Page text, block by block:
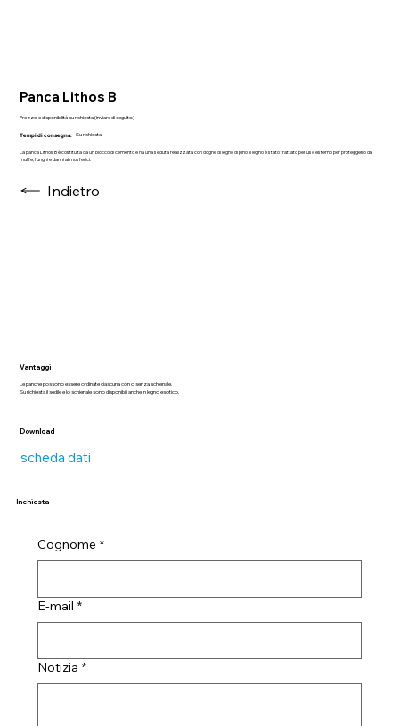
Panca Lithos B
La panca Lithos B è costituita da un blocco di cemento e ha una seduta realizzata con doghe di legno di pino. Il legno è stato trattato per uso esterno per proteggerlo da
muffe, funghi e danni atmosferici.
Indietro
Prezzo e disponibilità su richiesta (inviare di seguito)
Tempi di consegna: Su richiesta
Vantaggi
Le panche possono essere ordinate ciascuna con o senza schienale.
Su richiesta il sedile e lo schienale sono disponibili anche in legno esotico.
Download
scheda dati
Inchiesta
Cognome *
E-mail *
Notizia *